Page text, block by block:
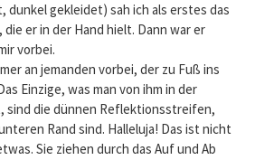
dunkel gekleidet) sah ich als erstes das
er in der Hand hielt. Dann war er
vorbei.
an jemanden vorbei, der zu Fuß ins
Einzige, was man von ihm in der
sind die dünnen Reflektionsstreifen,
Rand sind. Halleluja! Das ist nicht
Sie ziehen durch das Auf und Ab